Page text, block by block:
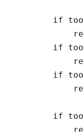
if
if
if
if